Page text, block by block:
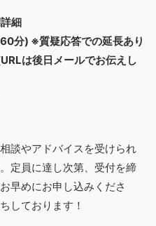
細
分) ※質疑応答での延長あり
は後日メールでお伝えし
談やアドバイスを受けられ
定員に達し次第、受付を締
早めにお申し込みくださ
しております！